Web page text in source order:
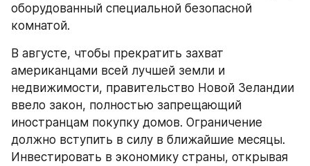
оборудованный специальной безопасной
комнатой.
В августе, чтобы прекратить захват
американцами всей лучшей земли и
недвижимости, правительство Новой Зеландии
ввело закон, полностью запрещающий
иностранцам покупку домов. Ограничение
должно вступить в силу в ближайшие месяцы.
Инвестировать в экономику страны, открывая